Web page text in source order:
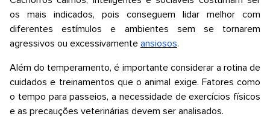
os mais indicados, pois conseguem lidar melhor com
diferentes estímulos e ambientes sem se tornarem
agressivos ou excessivamente ansiosos.
Além do temperamento, é importante considerar a rotina de
cuidados e treinamentos que o animal exige. Fatores como
o tempo para passeios, a necessidade de exercícios físicos
e as precauções veterinárias devem ser analisados.